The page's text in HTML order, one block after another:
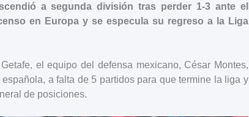
a segunda división tras perder 1-3 ante el
en Europa y se especula su regreso a la Liga
el equipo del defensa mexicano, César Montes,
a falta de 5 partidos para que termine la liga y
de posiciones.